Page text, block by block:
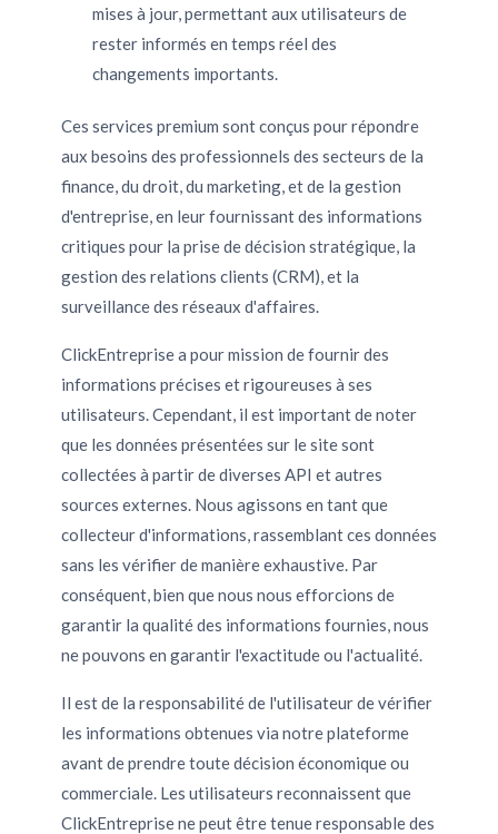
mises à jour, permettant aux utilisateurs de
rester informés en temps réel des
changements importants.
Ces services premium sont conçus pour répondre
aux besoins des professionnels des secteurs de la
finance, du droit, du marketing, et de la gestion
d'entreprise, en leur fournissant des informations
critiques pour la prise de décision stratégique, la
gestion des relations clients (CRM), et la
surveillance des réseaux d'affaires.
ClickEntreprise a pour mission de fournir des
informations précises et rigoureuses à ses
utilisateurs. Cependant, il est important de noter
que les données présentées sur le site sont
collectées à partir de diverses API et autres
sources externes. Nous agissons en tant que
collecteur d'informations, rassemblant ces données
sans les vérifier de manière exhaustive. Par
conséquent, bien que nous nous efforcions de
garantir la qualité des informations fournies, nous
ne pouvons en garantir l'exactitude ou l'actualité.
Il est de la responsabilité de l'utilisateur de vérifier
les informations obtenues via notre plateforme
avant de prendre toute décision économique ou
commerciale. Les utilisateurs reconnaissent que
ClickEntreprise ne peut être tenue responsable des